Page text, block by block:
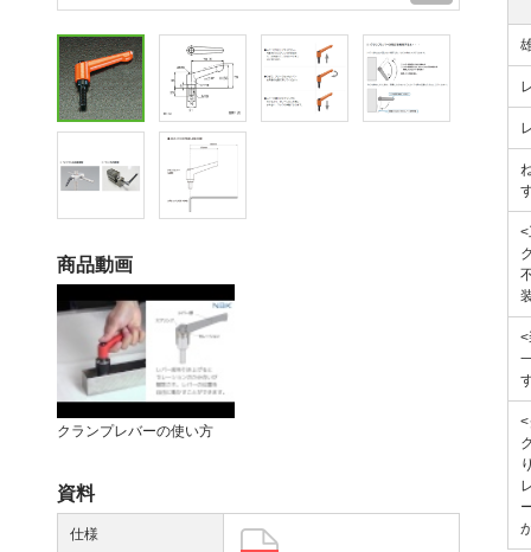
<
<
<
商品動画
クランプレバーの使い方
資料
仕様